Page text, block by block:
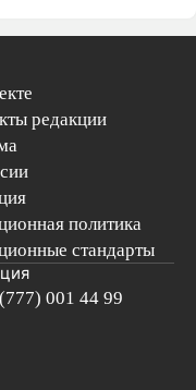
редакции
политика
стандарты
001 44 99